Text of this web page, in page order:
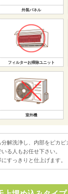
外装パネル
フィルターお掃除ユニット
室外機
解洗浄し、内部をピカピ
る人もお任せ下さい。
すっきりと仕上げます。